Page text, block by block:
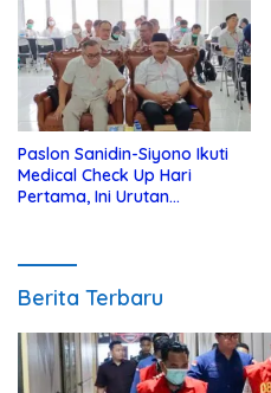
Paslon Sanidin-Siyono Ikuti
Medical Check Up Hari
Pertama, Ini Urutan
Berita Terbaru